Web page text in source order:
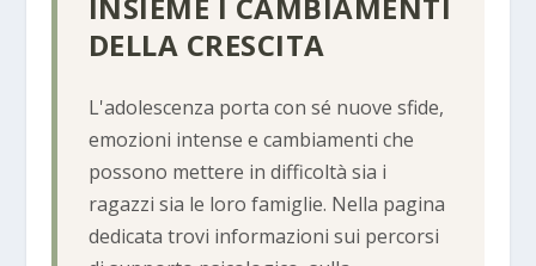
DELLA CRESCITA
L'adolescenza porta con sé nuove sfide,
emozioni intense e cambiamenti che
possono mettere in difficoltà sia i
ragazzi sia le loro famiglie. Nella pagina
dedicata trovi informazioni sui percorsi